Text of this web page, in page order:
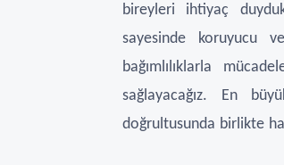
bireyleri ihtiyaç
sayesinde koruyucu
bağımlılıklarla
sağlayacağız. En
doğrultusunda birlikte